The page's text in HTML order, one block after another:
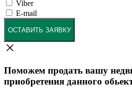
Viber
E-mail
ОСТАВИТЬ ЗАЯВКУ
Поможем продать вашу
приобретения данного